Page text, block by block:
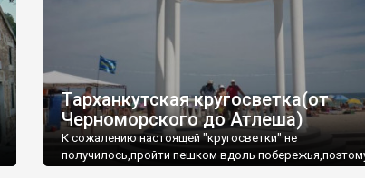
Тарханкутская кругосветка(от
Черноморского до Атлеша)
К сожалению настоящей "кругосветки" не
получилось,пройти пешком вдоль